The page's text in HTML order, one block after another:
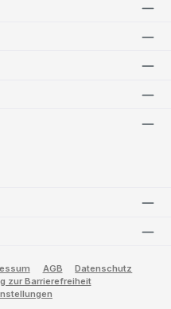
AGB
Datenschutz
zur Barrierefreiheit